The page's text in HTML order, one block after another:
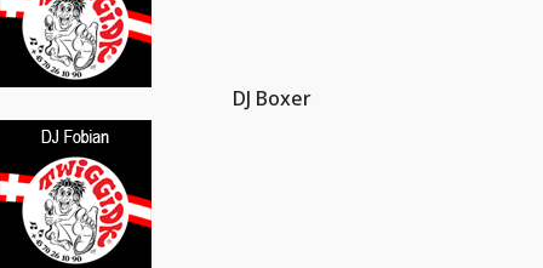
DJ Boxer